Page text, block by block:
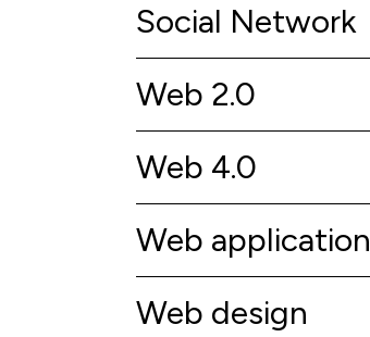
Social Network
Web 2.0
Web 4.0
Web application
Web design